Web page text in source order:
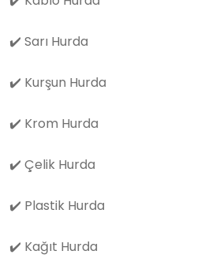
✔️ Sarı Hurda
✔️ Kurşun Hurda
✔️ Krom Hurda
✔️ Çelik Hurda
✔️ Plastik Hurda
✔️ Kağıt Hurda